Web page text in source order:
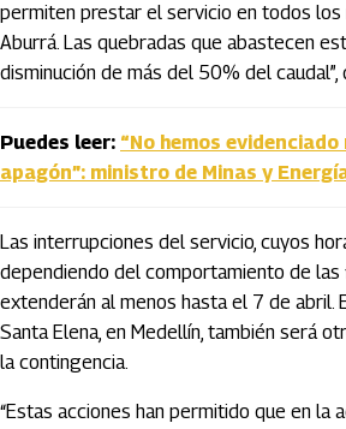
permiten prestar el servicio en todos los
Aburrá. Las quebradas que abastecen
disminución de más del 50% del caudal”,
Puedes leer: “No hemos
apagón”: ministro de Minas y
Las interrupciones del servicio, cuyos
dependiendo del comportamiento de las
extenderán al menos hasta el 7 de abril.
Santa Elena, en Medellín, también será
la contingencia.
“Estas acciones han permitido que en la